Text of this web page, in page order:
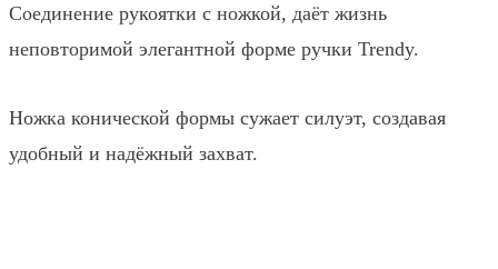
Соединение рукоятки с ножкой, даёт жизнь
неповторимой элегантной форме ручки Trendy.
Ножка конической формы сужает силуэт, создавая
удобный и надёжный захват.